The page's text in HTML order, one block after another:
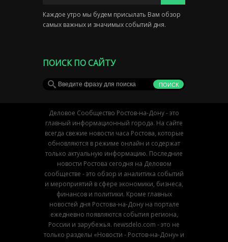
Каждое утро мы будем присылать Вам обзор
самых важных и значимых событий дня.
ПОИСК ПО САЙТУ
Деловое Сообщество Ростов-на-Дону - это
главный информационный города. На сайте
всегда свежие новости часа Ростова, которые
обновляются в режиме онлайн и содержат
только актуальную информацию. Последние
новости Ростова сегодня на Деловом
сообществе - это обзор и аналитика событий
и мероприятий в сфере экономики, бизнеса,
финансов и политики. Кроме главных
новостей дня Ростова-на-Дону на портале
ежедневно появляются события региона,
России и зарубежья. newsdelo.com - это не
только разделы «Новости - Ростов-на-Дону» и